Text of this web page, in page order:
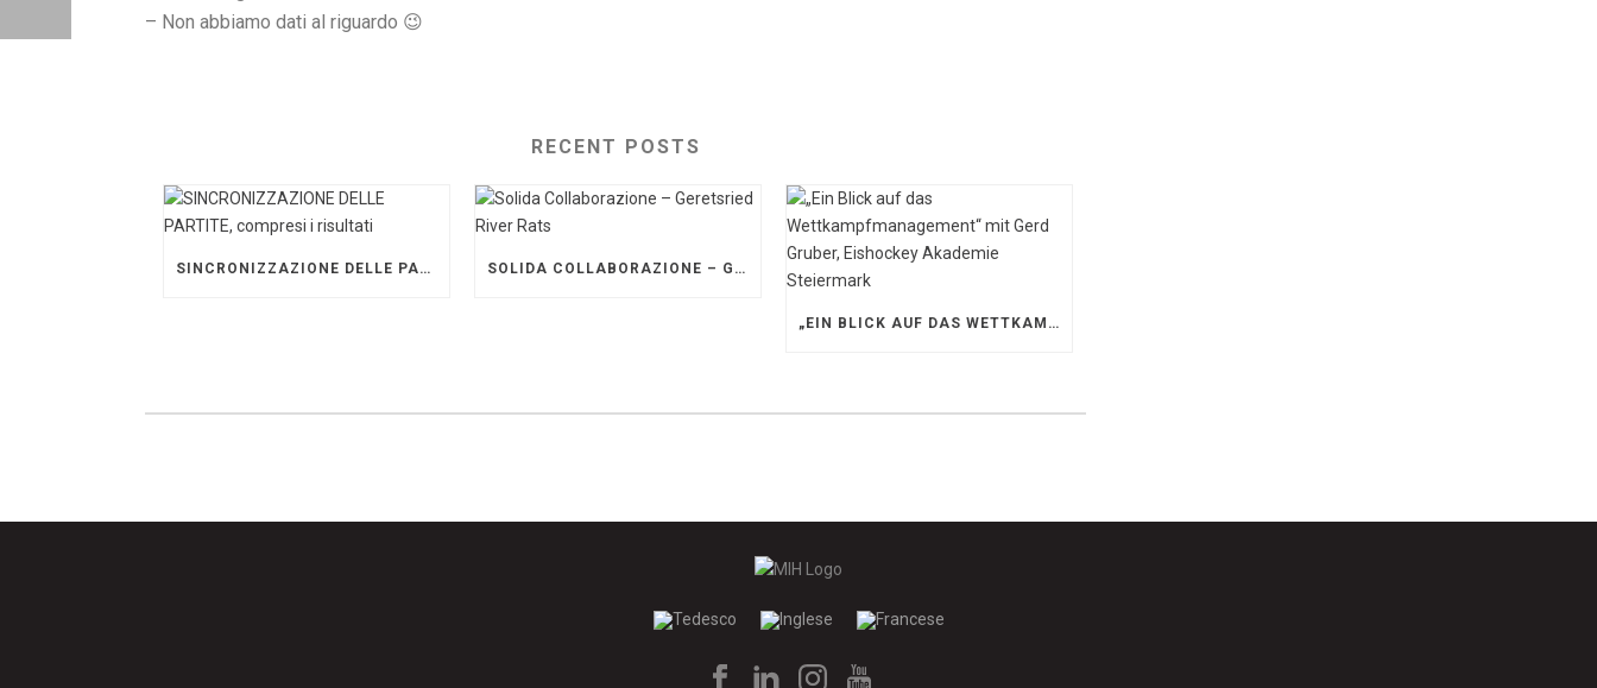
– Non abbiamo dati al riguardo 😉
RECENT POSTS
SINCRONIZZAZIONE DELLE PARTITE, COMPRESI I RISULTATI SOLIDA COLLABORAZIONE – GERETSRIED RIVER RATS
„EIN BLICK AUF DAS WETTKAMPFMANAGEMENT“ MIT GERD GRUBER, EISHOCKEY AKADEMIE STEIERMARK